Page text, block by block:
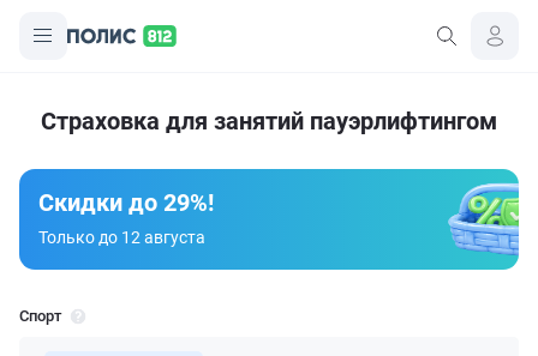
Страховка для занятий пауэрлифтингом
Скидки до 29%!
Только до 12 августа
Спорт